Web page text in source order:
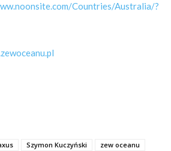
Countries/Australia/?
Szymon Kuczyński zew oceanu